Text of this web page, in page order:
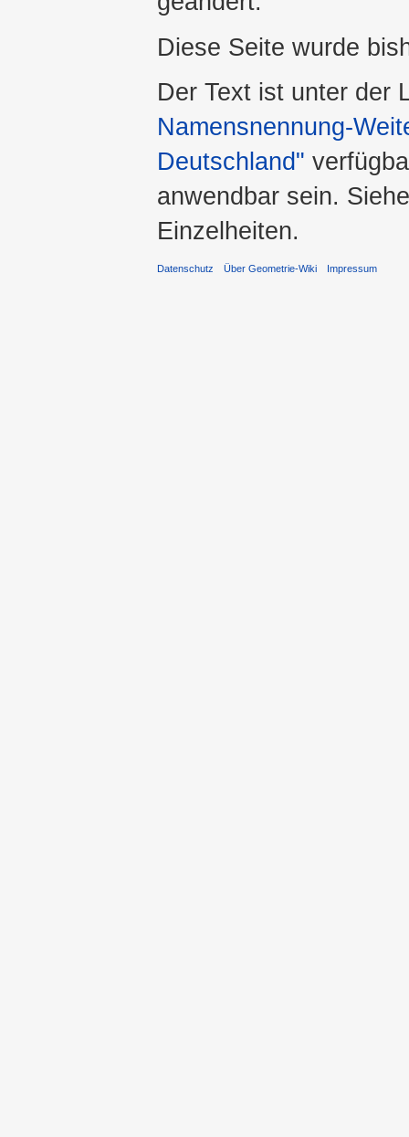
Diese Seite wurde
Der Text ist unter der
Namensnennung-
Deutschland"
anwendbar sein.
Einzelheiten.
Datenschutz Über Geometrie-Wiki Impressum